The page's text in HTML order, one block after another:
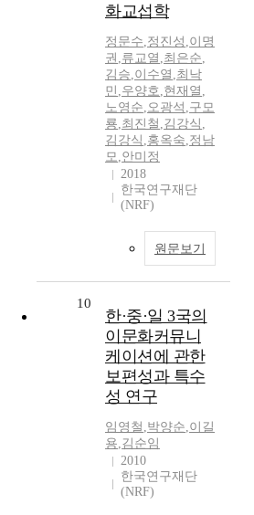
화교섭학
정문수,정진성 ,이명
권 ,류교열 ,최은순,
김승,이수열 ,최낙
민 ,우양호,현재열 ,
노영순,오광석 ,구모
룡,최진철 ,김강식 ,
김강식 ,홍옥숙,정남
모,안미정
2018
한국연구재단
(NRF)
원문보기
10
한·중·일 3국의
이문화커뮤니
케이션에 관한
보편성과 특수
성 연구
임영철 ,박양순,이길
용,김순임
2010
한국연구재단
(NRF)